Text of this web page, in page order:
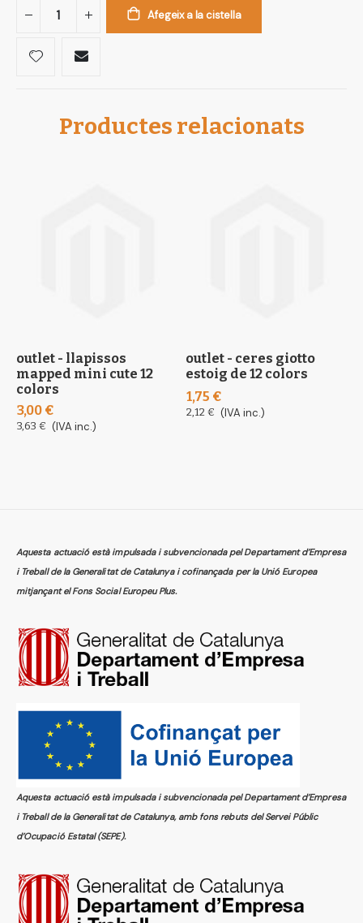
Afegeix a la cistella
Productes relacionats
outlet - llapissos
mapped mini cute 12
colors
3,00 €
3,63 € (IVA inc.)
outlet - ceres giotto
estoig de 12 colors
1,75 €
2,12 € (IVA inc.)
Aquesta actuació està impulsada i subvencionada pel Departament d’Empresa
i Treball de la Generalitat de Catalunya i cofinançada per la Unió Europea
mitjançant el Fons Social Europeu Plus.
Aquesta actuació està impulsada i subvencionada pel Departament d’Empresa
i Treball de la Generalitat de Catalunya, amb fons rebuts del Servei Públic
d’Ocupació Estatal (SEPE).